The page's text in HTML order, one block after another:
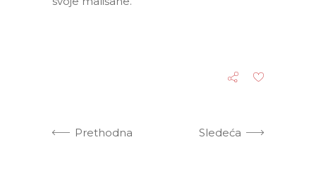
Prethodna Sledeća